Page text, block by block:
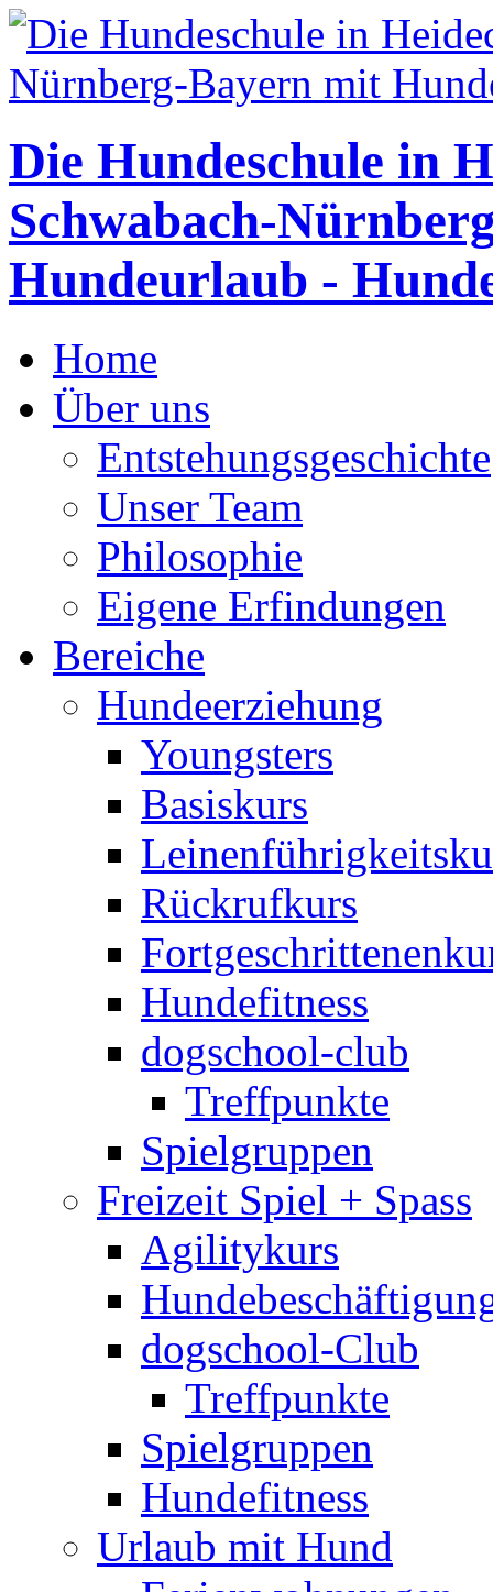
Die Hundeschule in
Schwabach-
Hundeurlaub -
Home
Über uns
Entstehungsgeschichte
Unser Team
Philosophie
Eigene Erfindungen
Bereiche
Hundeerziehung
Youngsters
Basiskurs
Rückrufkurs
Hundefitness
dogschool-club
Treffpunkte
Spielgruppen
Freizeit Spiel + Spass
Agilitykurs
dogschool-Club
Treffpunkte
Spielgruppen
Hundefitness
Urlaub mit Hund